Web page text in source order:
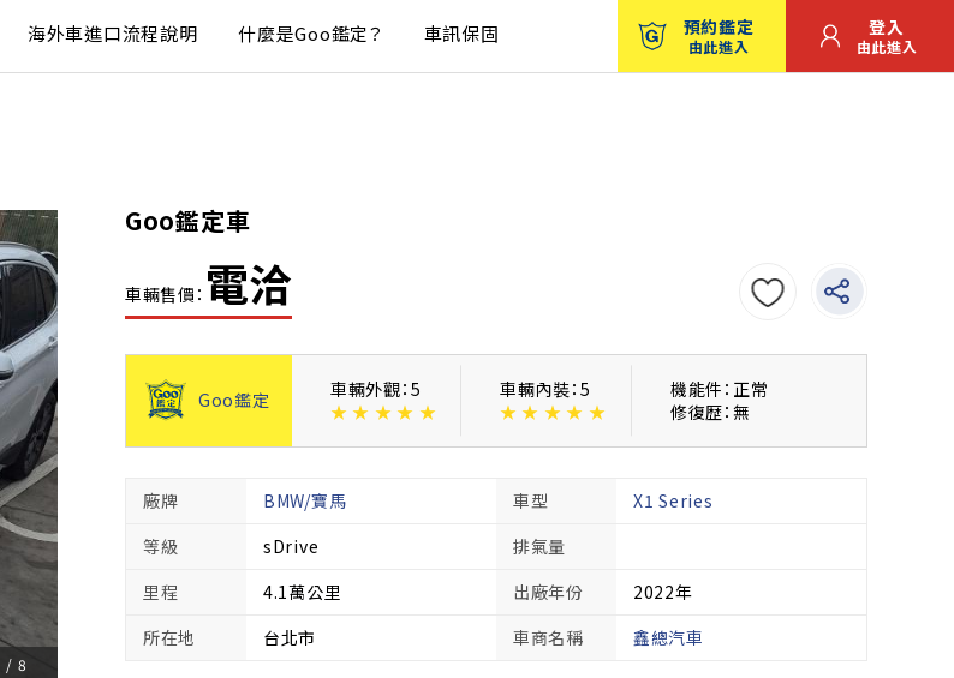
海外車進口流程說明 什麼是Goo鑑定？ 車訊保固 預約鑑定
由此進入
登入
由此進入
Goo鑑定車
車輛售價： 電洽
/ 8
Goo鑑定
車輛外觀：5
★ ★ ★ ★ ★
車輛內裝：5
★ ★ ★ ★ ★
機能件：正常
修復歴：無
廠牌 BMW/寶馬 車型
X1 Series
等級
sDrive
排氣量
里程
4.1萬公里 出廠年份
2022年
所在地
台北市 車商名稱 鑫總汽車